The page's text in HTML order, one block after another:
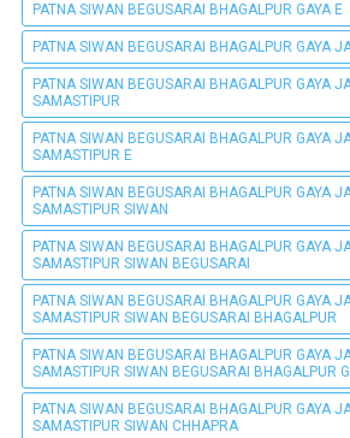
PATNA SIWAN BEGUSARAI BHAGALPUR GAYA E
PATNA SIWAN BEGUSARAI BHAGALPUR GAYA
PATNA SIWAN BEGUSARAI BHAGALPUR GAYA
SAMASTIPUR
PATNA SIWAN BEGUSARAI BHAGALPUR GAYA
SAMASTIPUR E
PATNA SIWAN BEGUSARAI BHAGALPUR GAYA
SAMASTIPUR SIWAN
PATNA SIWAN BEGUSARAI BHAGALPUR GAYA
SAMASTIPUR SIWAN BEGUSARAI
PATNA SIWAN BEGUSARAI BHAGALPUR GAYA
SAMASTIPUR SIWAN BEGUSARAI BHAGALPUR
PATNA SIWAN BEGUSARAI BHAGALPUR GAYA
SAMASTIPUR SIWAN BEGUSARAI BHAGALPUR
PATNA SIWAN BEGUSARAI BHAGALPUR GAYA
SAMASTIPUR SIWAN CHHAPRA